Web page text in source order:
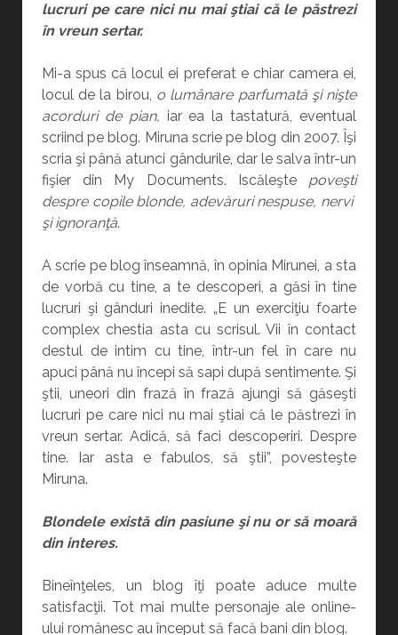
lucruri pe care nici nu mai ştiai că le păstrezi
în vreun sertar.
Mi-a spus că locul ei preferat e chiar camera ei,
locul de la birou, o lumânare parfumată şi nişte
acorduri de pian, iar ea la tastatură, eventual
scriind pe blog. Miruna scrie pe blog din 2007. Îşi
scria şi până atunci gândurile, dar le salva într-un
fişier din My Documents. Iscăleşte poveşti
despre copile blonde, adevăruri nespuse, nervi
şi ignoranţă.
A scrie pe blog înseamnă, în opinia Mirunei, a sta
de vorbă cu tine, a te descoperi, a găsi în tine
lucruri şi gânduri inedite. „E un exerciţiu foarte
complex chestia asta cu scrisul. Vii în contact
destul de intim cu tine, într-un fel în care nu
apuci până nu începi să sapi după sentimente. Şi
ştii, uneori din frază în frază ajungi să găseşti
lucruri pe care nici nu mai ştiai că le păstrezi în
vreun sertar. Adică, să faci descoperiri. Despre
tine. Iar asta e fabulos, să ştii”, povesteşte
Miruna.
Blondele există din pasiune şi nu or să moară
din interes.
Bineînţeles, un blog îţi poate aduce multe
satisfacţii. Tot mai multe personaje ale online-
ului românesc au început să facă bani din blog.